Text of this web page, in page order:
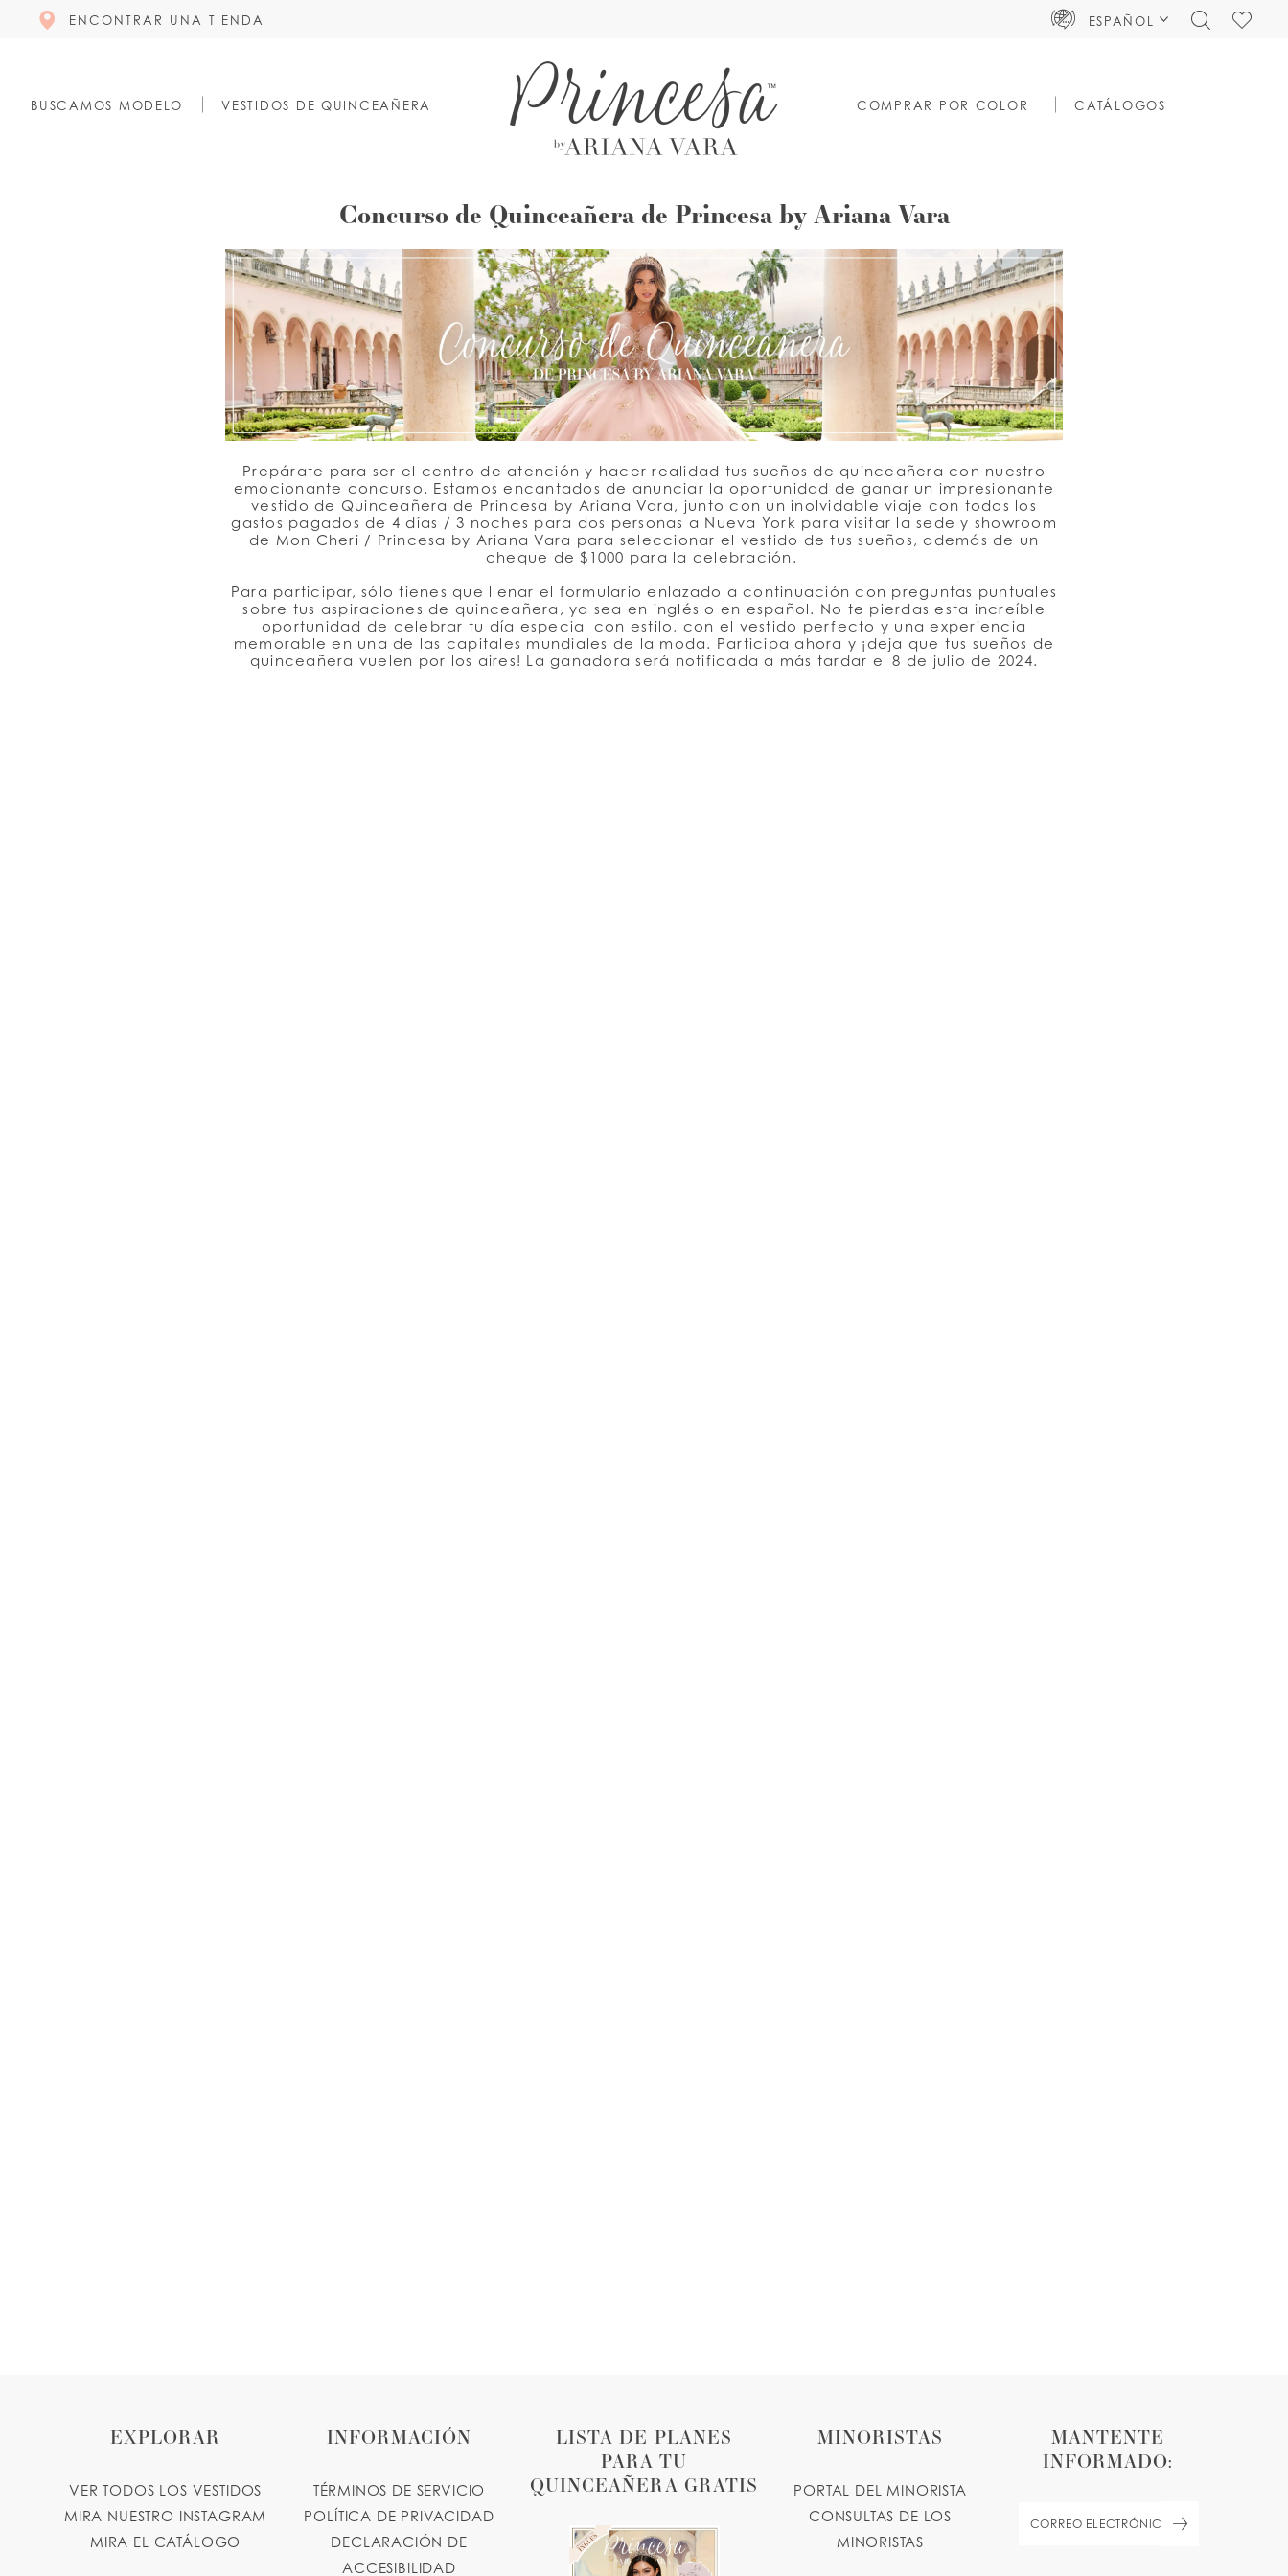
ENCONTRAR UNA TIENDA ESPAÑOL
TOGGLECHECK
BUSCAMOS MODELO VESTIDOS DE QUINCEAÑERA COMPRAR POR COLOR CATÁLOGOS
Concurso de Quinceañera de Princesa by Ariana Vara
Prepárate para ser el centro de atención y hacer realidad tus sueños de quinceañera con nuestro
emocionante concurso. Estamos encantados de anunciar la oportunidad de ganar un impresionante
vestido de Quinceañera de Princesa by Ariana Vara, junto con un inolvidable viaje con todos los
gastos pagados de 4 días / 3 noches para dos personas a Nueva York para visitar la sede y showroom
de Mon Cheri / Princesa by Ariana Vara para seleccionar el vestido de tus sueños, además de un
cheque de $1000 para la celebración.
Para participar, sólo tienes que llenar el formulario enlazado a continuación con preguntas puntuales
sobre tus aspiraciones de quinceañera, ya sea en inglés o en español. No te pierdas esta increíble
oportunidad de celebrar tu día especial con estilo, con el vestido perfecto y una experiencia
memorable en una de las capitales mundiales de la moda. Participa ahora y ¡deja que tus sueños de
quinceañera vuelen por los aires! La ganadora será notificada a más tardar el 8 de julio de 2024.
LISTA DE PLANES
PARA TU
QUINCEAÑERA GRATIS
EXPLORAR
VER TODOS LOS VESTIDOS
MIRA NUESTRO INSTAGRAM
MIRA EL CATÁLOGO
INFORMACIÓN
TÉRMINOS DE SERVICIO
POLÍTICA DE PRIVACIDAD
DECLARACIÓN DE
ACCESIBILIDAD
MINORISTAS
PORTAL DEL MINORISTA
CONSULTAS DE LOS
MINORISTAS
MANTENTE
INFORMADO: